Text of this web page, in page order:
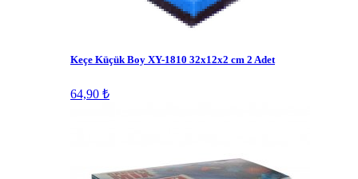
Keçe Küçük Boy XY-1810 32x12x2 cm 2 Adet
64,90 ₺